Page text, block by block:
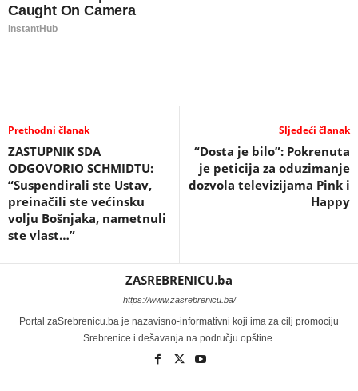
Prethodni članak
ZASTUPNIK SDA
ODGOVORIO SCHMIDTU:
“Suspendirali ste Ustav,
preinačili ste većinsku
volju Bošnjaka, nametnuli
ste vlast…”
Sljedeći članak
“Dosta je bilo”: Pokrenuta
je peticija za oduzimanje
dozvola televizijama Pink i
Happy
ZASREBRENICU.ba
https://www.zasrebrenicu.ba/
Portal zaSrebrenicu.ba je nazavisno-informativni koji ima za cilj promociju
Srebrenice i dešavanja na području opštine.